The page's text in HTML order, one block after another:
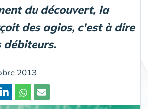
du découvert, la
des agios, c'est à dire
débiteurs.
2013